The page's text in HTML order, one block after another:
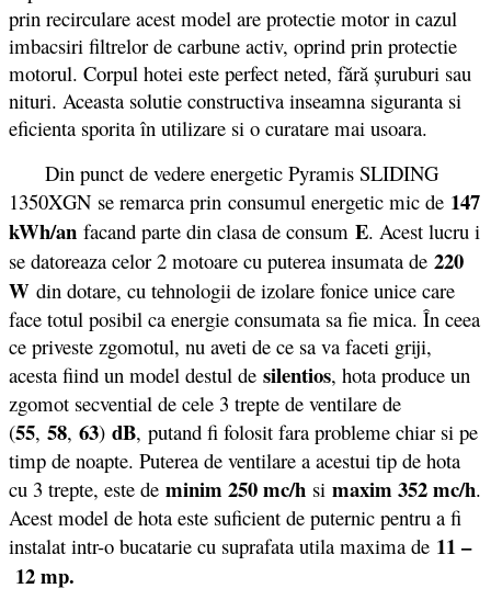
prin recirculare acest model are protectie motor in cazul
imbacsiri filtrelor de carbune activ, oprind prin protectie
motorul. Corpul hotei este perfect neted, fără şuruburi sau
nituri. Aceasta solutie constructiva inseamna siguranta si
eficienta sporita în utilizare si o curatare mai usoara.
Din punct de vedere energetic Pyramis SLIDING
1350XGN se remarca prin consumul energetic mic de 147
kWh/an facand parte din clasa de consum E. Acest lucru i
se datoreaza celor 2 motoare cu puterea insumata de 220
W din dotare, cu tehnologii de izolare fonice unice care
face totul posibil ca energie consumata sa fie mica. În ceea
ce priveste zgomotul, nu aveti de ce sa va faceti griji,
acesta fiind un model destul de silentios, hota produce un
zgomot secvential de cele 3 trepte de ventilare de
(55, 58, 63) dB, putand fi folosit fara probleme chiar si pe
timp de noapte. Puterea de ventilare a acestui tip de hota
cu 3 trepte, este de minim 250 mc/h si maxim 352 mc/h.
Acest model de hota este suficient de puternic pentru a fi
instalat intr-o bucatarie cu suprafata utila maxima de 11 –
12 mp.